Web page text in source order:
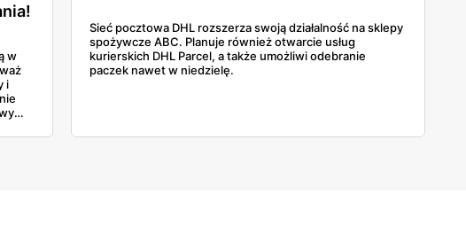
w
i
Sieć pocztowa DHL rozszerza swoją działalność na sklepy
spożywcze ABC. Planuje również otwarcie usług
kurierskich DHL Parcel, a także umożliwi odebranie
paczek nawet w niedzielę.